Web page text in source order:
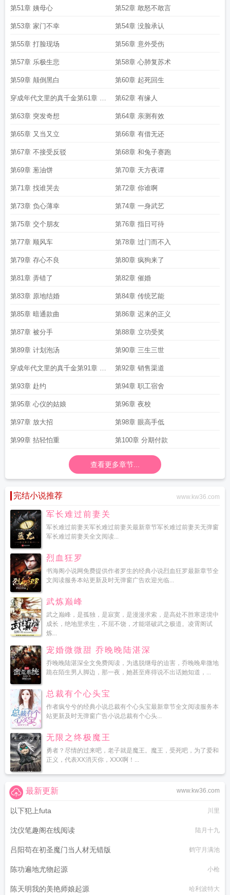
第51章 姨母心 第52章 敢怒不敢言
第53章 家门不幸 第54章 没脸承认
第55章 打脸现场 第56章 意外受伤
第57章 乐极生悲 第58章 心肺复苏术
第59章 颠倒黑白 第60章 起死回生
穿成年代文里的真千金第61章 凭
空消失
第62章 有缘人
第63章 突发奇想 第64章 亲测有效
第65章 又当又立 第66章 有借无还
第67章 不接受反驳 第68章 和兔子赛跑
第69章 葱油饼 第70章 天方夜谭
第71章 找谁哭去 第72章 你谁啊
第73章 负心薄幸 第74章 一身武艺
第75章 交个朋友 第76章 指日可待
第77章 顺风车 第78章 过门而不入
第79章 存心不良 第80章 疯狗来了
第81章 弄错了 第82章 催婚
第83章 原地结婚 第84章 传统艺能
第85章 暗通款曲 第86章 迟来的正义
第87章 被分手 第88章 立功受奖
第89章 计划泡汤 第90章 三生三世
穿成年代文里的真千金第91章 自
卖自夸
第92章 销售渠道
第93章 赴约 第94章 职工宿舍
第95章 心仪的姑娘 第96章 夜校
第97章 放大招 第98章 眼高手低
第99章 拈轻怕重 第100章 分期付款
查看更多章节...
完结小说推荐 www.kw36.com
军长难过前妻关
军长难过前妻关军长难过前妻关最新章节军长难过前妻关无弹窗
军长难过前妻关全文阅读...
烈血狂罗
书海阁小说网免费提供作者罗生的经典小说烈血狂罗最新章节全
文阅读服务本站更新及时无弹窗广告欢迎光临...
武炼巅峰
武之巅峰，是孤独，是寂寞，是漫漫求索，是高处不胜寒逆境中
成长，绝地里求生，不屈不饶，才能堪破武之极道。凌霄阁试
炼...
宠婚微微甜 乔晚晚陆湛深
乔晚晚陆湛深全文免费阅读，为逃脱继母的迫害，乔晚晚卑微地
跪在陌生男人脚边，那一夜，她甚至疼得说不出话她知道，...
总裁有个心头宝
作者疯兮兮的经典小说总裁有个心头宝最新章节全文阅读服务本
站更新及时无弹窗广告小说总裁有个心头...
无限之终极魔王
勇者？尽情的过来吧，老子就是魔王。魔王，受死吧，为了爱和
正义，代表XX消灭你，XXX啊！...
www.kw36.com
最新更新
以下犯上futa 川里
沈仪笔趣阁在线阅读 陆月十九
吕阳苟在初圣魔门当人材无错版 鹤守月满池
陈功遍地尤物起源 小枪
陈天明我的美艳师娘起源 哈利波特大